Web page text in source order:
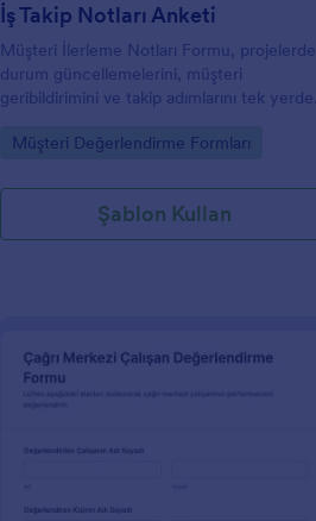
İş Takip Notları Anketi
Müşteri İlerleme Notları Formu, projelerde
durum güncellemelerini, müşteri
geribildirimini ve takip adımlarını tek yerde
ekiplerinin düzenli veri toplama yapmasına
Go to Category:
Müşteri Değerlendirme Formları
Şablon Kullan